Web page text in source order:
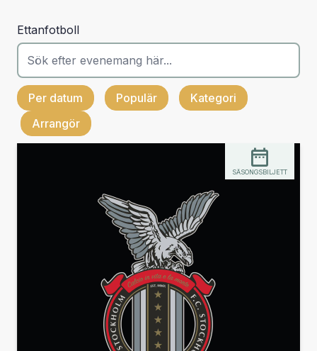
Ettanfotboll
Per datum Populär
Kategori
Arrangör
SÄSONGSBILJETT